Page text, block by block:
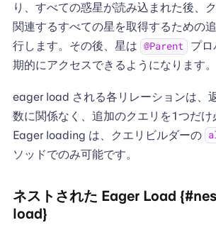
り、すべての惑星が読み込まれた後、
関連するすべての星を取得するための
行します。その後、星は @Parent
プロ
期的にアクセスできるようになります。
eager load される各リレーションは、
数に関係なく、追加のクエリを1つだけ
Eager loading は、クエリビルダーの
ソッドでのみ可能です。
ネストされた Eager Load
load}